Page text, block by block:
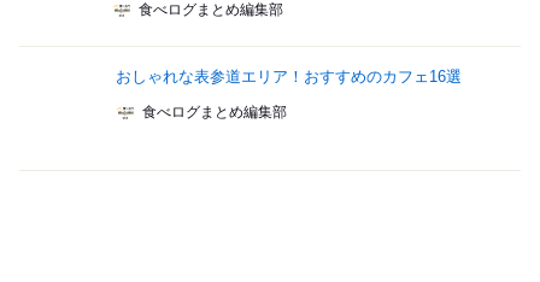
食べログまとめ編集部
おしゃれな表参道エリア！おすすめのカフェ16選
食べログまとめ編集部